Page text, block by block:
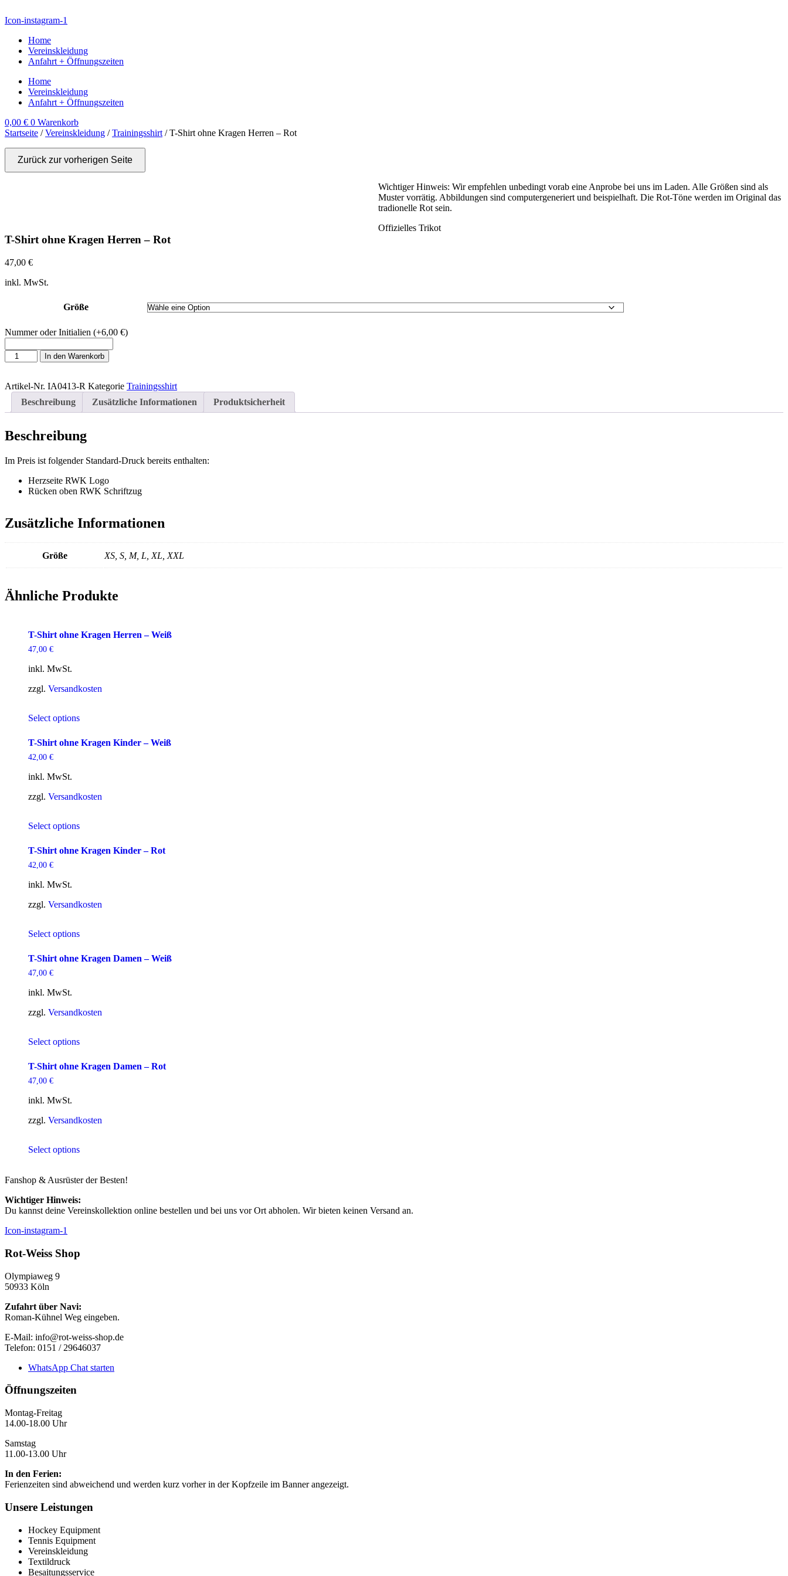
Inhalt
Icon-instagram-1
Home
Vereinskleidung
Anfahrt + Öffnungszeiten
Home
Vereinskleidung
Anfahrt + Öffnungszeiten
0,00 € 0 Warenkorb
Startseite /Vereinskleidung /Trainingsshirt / T-Shirt ohne Kragen Herren – Rot
Zurück zur vorherigen Seite
Wichtiger Hinweis: Wir empfehlen unbedingt vorab eine Anprobe bei uns im Laden. Alle Größen sind als
Muster vorrätig. Abbildungen sind computergeneriert und beispielhaft. Die Rot-Töne werden im Original das
tradionelle Rot sein.
Offizielles Trikot
T-Shirt ohne Kragen Herren – Rot
47,00 €
inkl. MwSt.
Größe
Nummer oder Initialien (+6,00 €)
Shirt
Kragen
Herren
Menge
In den Warenkorb
Artikel-Nr. IA0413-R Kategorie Trainingsshirt
Beschreibung
Zusätzliche Informationen Produktsicherheit
Beschreibung
Im Preis ist folgender Standard-Druck bereits enthalten:
Herzseite RWK Logo
Rücken oben RWK Schriftzug
Zusätzliche Informationen
Größe XS, S, M, L, XL, XXL
Ähnliche Produkte
T-Shirt ohne Kragen Herren – Weiß
47,00 €
inkl. MwSt.
zzgl. Versandkosten
Select optionsProdukt
mehrere
Varianten
können
Produktseite
werden
T-Shirt ohne Kragen Kinder – Weiß
42,00 €
inkl. MwSt.
zzgl. Versandkosten
Select optionsProdukt
mehrere
Varianten
können
Produktseite
werden
T-Shirt ohne Kragen Kinder – Rot
42,00 €
inkl. MwSt.
zzgl. Versandkosten
Select optionsProdukt
mehrere
Varianten
können
Produktseite
werden
T-Shirt ohne Kragen Damen – Weiß
47,00 €
inkl. MwSt.
zzgl. Versandkosten
Select optionsProdukt
mehrere
Varianten
können
Produktseite
T-Shirt ohne Kragen Damen – Rot
47,00 €
inkl. MwSt.
zzgl. Versandkosten
Select optionsProdukt
Varianten
Die
Optionen
Produktseite
Fanshop & Ausrüster der Besten!
Wichtiger Hinweis:
Du kannst deine Vereinskollektion online bestellen und bei uns vor Ort abholen. Wir bieten keinen Versand an.
Icon-instagram-1
Rot-Weiss Shop
Olympiaweg 9
50933 Köln
Zufahrt über Navi:
Roman-Kühnel Weg eingeben.
E-Mail: info@rot-weiss-shop.de
Telefon: 0151 / 29646037
WhatsApp Chat starten
Öffnungszeiten
Montag-Freitag
14.00-18.00 Uhr
Samstag
11.00-13.00 Uhr
In den Ferien:
Ferienzeiten sind abweichend und werden kurz vorher in der Kopfzeile im Banner angezeigt.
Unsere Leistungen
Hockey Equipment
Tennis Equipment
Vereinskleidung
Textildruck
Besaitungsservice